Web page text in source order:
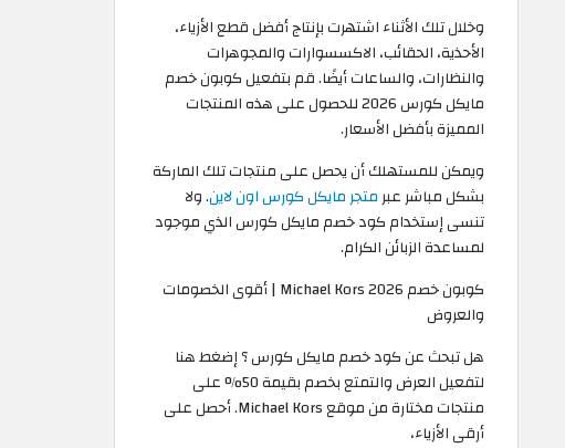
وخلال تلك الأثناء اشتهرت بإنتاج أفضل قطع الأزياء،
الأحذية، الحقائب، الاكسسوارات والمجوهرات
والنظارات، والساعات أيضًا. قم بتفعيل كوبون خصم
مايكل كورس 2026 للحصول على هذه المنتجات
المميزة بأفضل الأسعار.
ويمكن للمستهلك أن يحصل على منتجات تلك الماركة
بشكل مباشر عبر متجر مايكل كورس اون لاين. ولا
تنسى إستخدام كود خصم مايكل كورس الذي موجود
لمساعدة الزبائن الكرام.
كوبون خصم Michael Kors 2026 | أقوى الخصومات
والعروض
هل تبحث عن كود خصم مايكل كورس ؟ إضغط هنا
لتفعيل العرض والتمتع بخصم بقيمة 50% على
منتجات مختارة من موقع Michael Kors. أحصل على
أرقى الأزياء،